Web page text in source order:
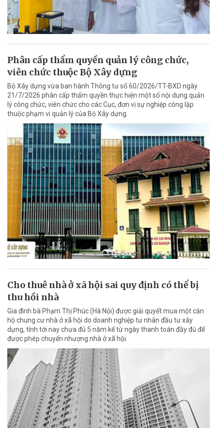
Phân cấp thẩm quyền quản lý công chức,
viên chức thuộc Bộ Xây dựng
Bộ Xây dựng vừa ban hành Thông tư số 60/2026/TT-BXD ngày
21/7/2026 phân cấp thẩm quyền thực hiện một số nội dung quản
lý công chức, viên chức cho các Cục, đơn vị sự nghiệp công lập
thuộc phạm vi quản lý của Bộ Xây dựng.
Cho thuê nhà ở xã hội sai quy định có thể bị
thu hồi nhà
Gia đình bà Phạm Thị Phúc (Hà Nội) được giải quyết mua một căn
hộ chung cư nhà ở xã hội do doanh nghiệp tư nhân đầu tư xây
dựng, tính tới nay chưa đủ 5 năm kể từ ngày thanh toán đầy đủ để
được phép chuyển nhượng nhà ở xã hội.